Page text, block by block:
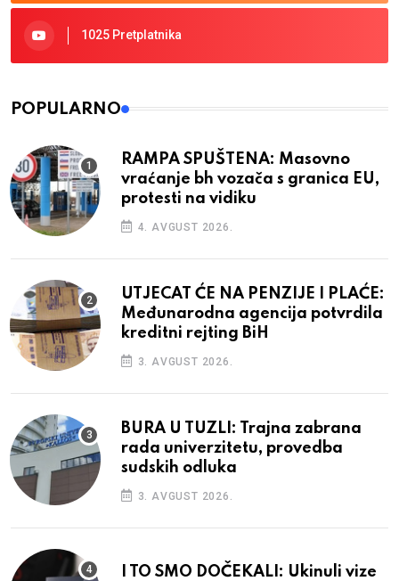
1025 Pretplatnika
POPULARNO
RAMPA SPUŠTENA: Masovno
vraćanje bh vozača s granica EU,
protesti na vidiku
4. AVGUST 2026.
UTJECAT ĆE NA PENZIJE I PLAĆE:
Međunarodna agencija potvrdila
kreditni rejting BiH
3. AVGUST 2026.
BURA U TUZLI: Trajna zabrana
rada univerzitetu, provedba
sudskih odluka
3. AVGUST 2026.
I TO SMO DOČEKALI: Ukinuli vize